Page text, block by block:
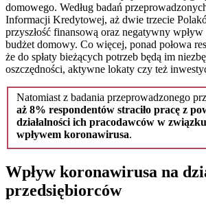
domowego. Według badań
Informacji Kredytowej, aż dwie trzecie
przyszłość finansową oraz negatywny
budżet domowy. Co więcej, ponad połowa
że do spłaty bieżących potrzeb będą im
oszczędności, aktywne lokaty czy też
Natomiast z badania przeprowadzonego
aż 8% respondentów straciło pracę z
działalności ich pracodawców w
wpływem koronawirusa.
Wpływ koronawirusa na
przedsiębiorców